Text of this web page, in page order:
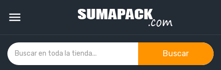

Buscar